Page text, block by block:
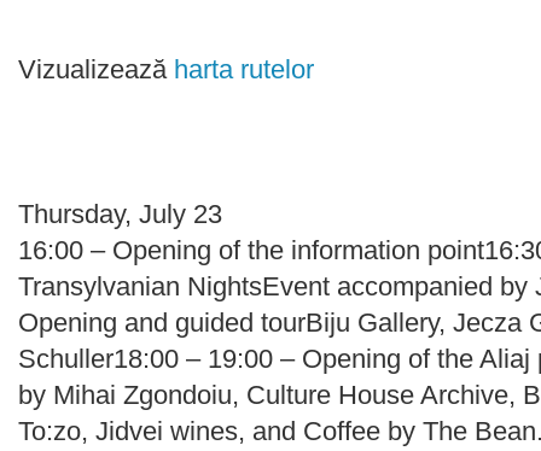
Vizualizează harta rutelor
Thursday, July 23
16:00 – Opening of the information
Transylvanian NightsEvent accompanied
Opening and guided tourBiju Gallery, Jecza
Schuller18:00 – 19:00 – Opening of the
by Mihai Zgondoiu, Culture House Archive,
To:zo, Jidvei wines, and Coffee by The